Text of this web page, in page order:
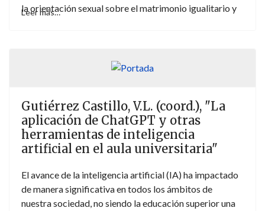
la orientación sexual sobre el matrimonio igualitario y
Leer más…
Gutiérrez Castillo, V.L. (coord.), "La
aplicación de ChatGPT y otras
herramientas de inteligencia
artificial en el aula universitaria"
El avance de la inteligencia artificial (IA) ha impactado
de manera significativa en todos los ámbitos de
nuestra sociedad, no siendo la educación superior una